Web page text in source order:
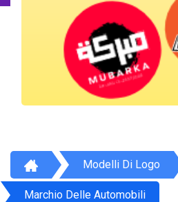
Modelli Di Logo
Marchio Delle Automobili